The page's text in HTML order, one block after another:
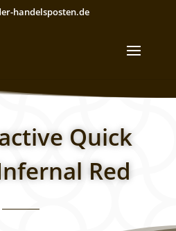
handelsposten.de
Quick
Red